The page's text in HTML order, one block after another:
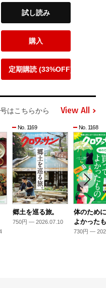
試し読み
購入
定期購読 (33%OFF)
はこちらから View All
No. 1169
郷土を巡る旅。
750円 — 2026.07.10
No. 1168
体のため
よかった
730円 —